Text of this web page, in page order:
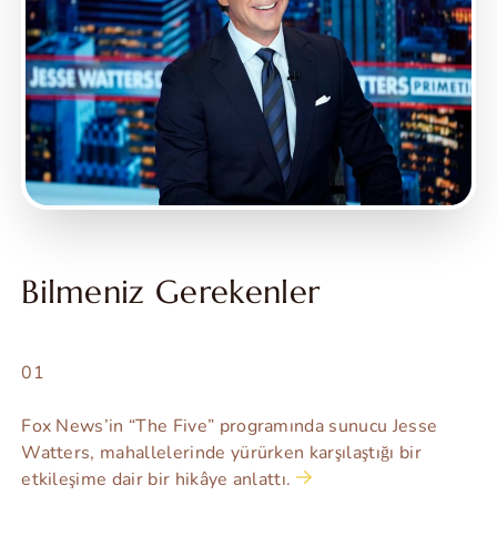
Bilmeniz Gerekenler
01
Fox News’in “The Five” programında sunucu Jesse
Watters, mahallelerinde yürürken karşılaştığı bir
etkileşime dair bir hikâye anlattı.